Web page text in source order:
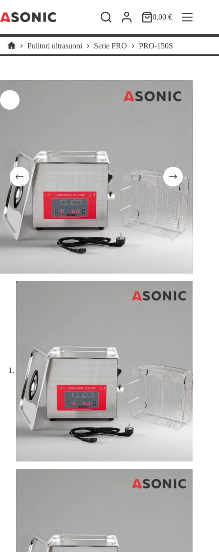
al
contenuto
Carrello
0,00€
Home
Pulitori ultrasuoni Serie PRO PRO-150S